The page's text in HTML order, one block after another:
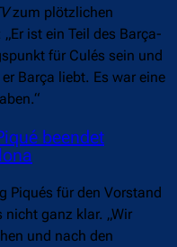
zum plötzlichen
ist ein Teil des Barça-
für Culés sein und
Barça liebt. Es war eine
beendet
Piqués für den Vorstand
ganz klar. „Wir
und nach den